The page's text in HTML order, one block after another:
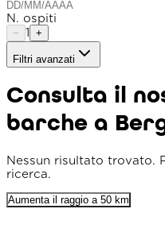
N. ospiti
− 1 +
Filtri avanzati
Raggio
Ordina per
Prezzo min. (€)
Prezzo max. (€)
Lunghezza min. (m)
Consulta il
barche a
Nessun risultato trovato.
ricerca.
Aumenta il raggio a 50 km